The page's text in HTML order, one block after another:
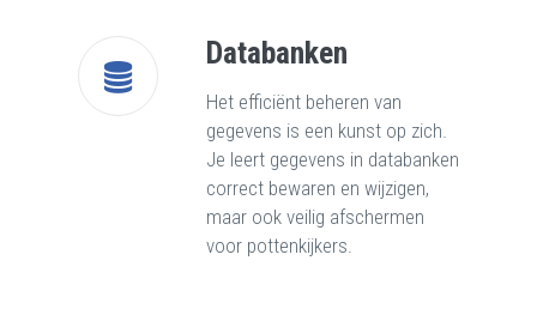
Databanken
Het efficiënt beheren van
gegevens is een kunst op zich.
Je leert gegevens in databanken
correct bewaren en wijzigen,
maar ook veilig afschermen
voor pottenkijkers.